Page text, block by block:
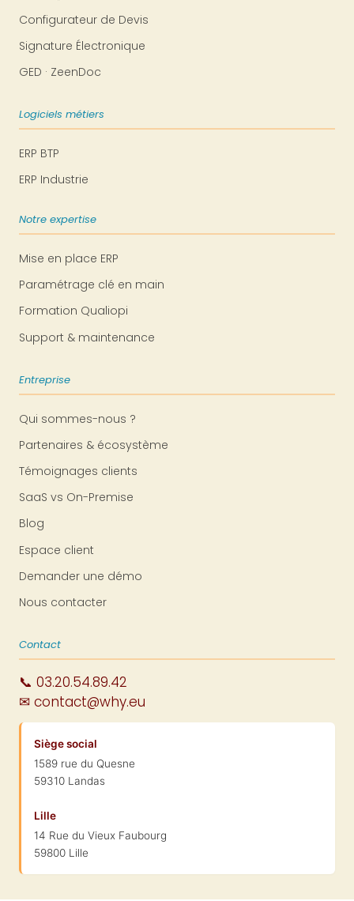
Configurateur de Devis
Signature Électronique
GED · ZeenDoc
Logiciels métiers
ERP BTP
ERP Industrie
Notre expertise
Mise en place ERP
Paramétrage clé en main
Formation Qualiopi
Support & maintenance
Entreprise
Qui sommes-nous ?
Partenaires & écosystème
Témoignages clients
SaaS vs On-Premise
Blog
Espace client
Demander une démo
Nous contacter
Contact
📞 03.20.54.89.42
✉ contact@why.eu
Siège social
1589 rue du Quesne
59310 Landas
Lille
14 Rue du Vieux Faubourg
59800 Lille